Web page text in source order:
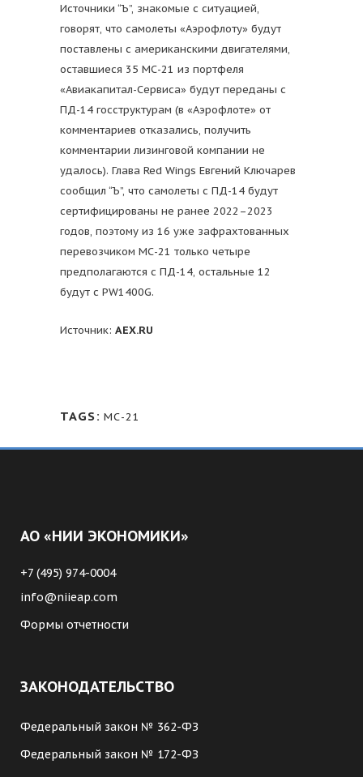
Источники “Ъ”, знакомые с ситуацией,
говорят, что самолеты «Аэрофлоту» будут
поставлены с американскими двигателями,
оставшиеся 35 МС-21 из портфеля
«Авиакапитал-Сервиса» будут переданы с
ПД-14 госструктурам (в «Аэрофлоте» от
комментариев отказались, получить
комментарии лизинговой компании не
удалось). Глава Red Wings Евгений Ключарев
сообщил “Ъ”, что самолеты с ПД-14 будут
сертифицированы не ранее 2022–2023
годов, поэтому из 16 уже зафрахтованных
перевозчиком МС-21 только четыре
предполагаются с ПД-14, остальные 12
будут с PW1400G.
Источник: AEX.RU
TAGS: МС-21
АО «НИИ ЭКОНОМИКИ»
+7 (495) 974-0004
info@niieap.com
Формы отчетности
ЗАКОНОДАТЕЛЬСТВО
Федеральный закон № 362-ФЗ
Федеральный закон № 172-ФЗ